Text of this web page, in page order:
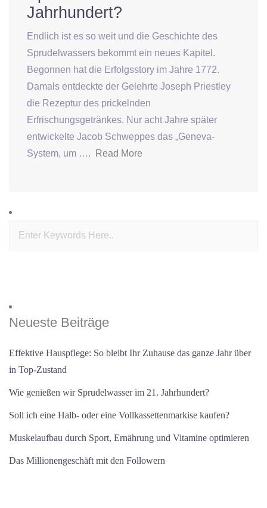
Jahrhundert?
Endlich ist es so weit und die Geschichte des
Sprudelwassers bekommt ein neues Kapitel.
Begonnen hat die Erfolgsstory im Jahre 1772.
Damals entdeckte der Gelehrte Joseph Priestley
die Rezeptur des prickelnden
Erfrischungsgetränkes. Nur acht Jahre später
entwickelte Jacob Schweppes das „Geneva-
System, um ….
Read More
Neueste Beiträge
Effektive Hauspflege: So bleibt Ihr Zuhause das ganze Jahr über
in Top-Zustand
Wie genießen wir Sprudelwasser im 21. Jahrhundert?
Soll ich eine Halb- oder eine Vollkassettenmarkise kaufen?
Muskelaufbau durch Sport, Ernährung und Vitamine optimieren
Das Millionengeschäft mit den Followern